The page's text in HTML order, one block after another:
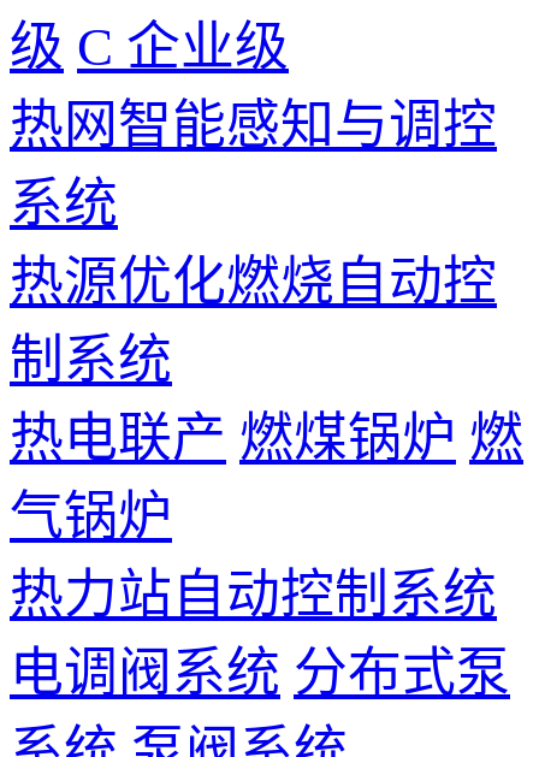
级 C 企业级
热网智能感知与调控
系统
热源优化燃烧自动控
制系统
热电联产 燃煤锅炉 燃
气锅炉
热力站自动控制系统
电调阀系统 分布式泵